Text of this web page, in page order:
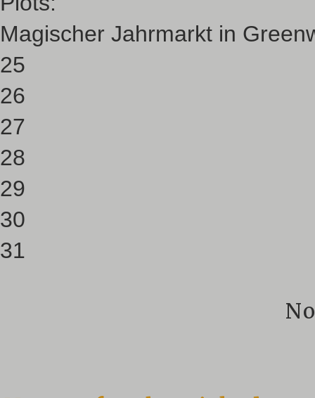
Magischer Jahrmarkt in
25
26
27
28
29
30
31